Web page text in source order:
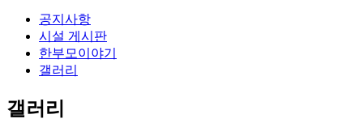
공지사항
시설 게시판
한부모이야기
갤러리
갤러리